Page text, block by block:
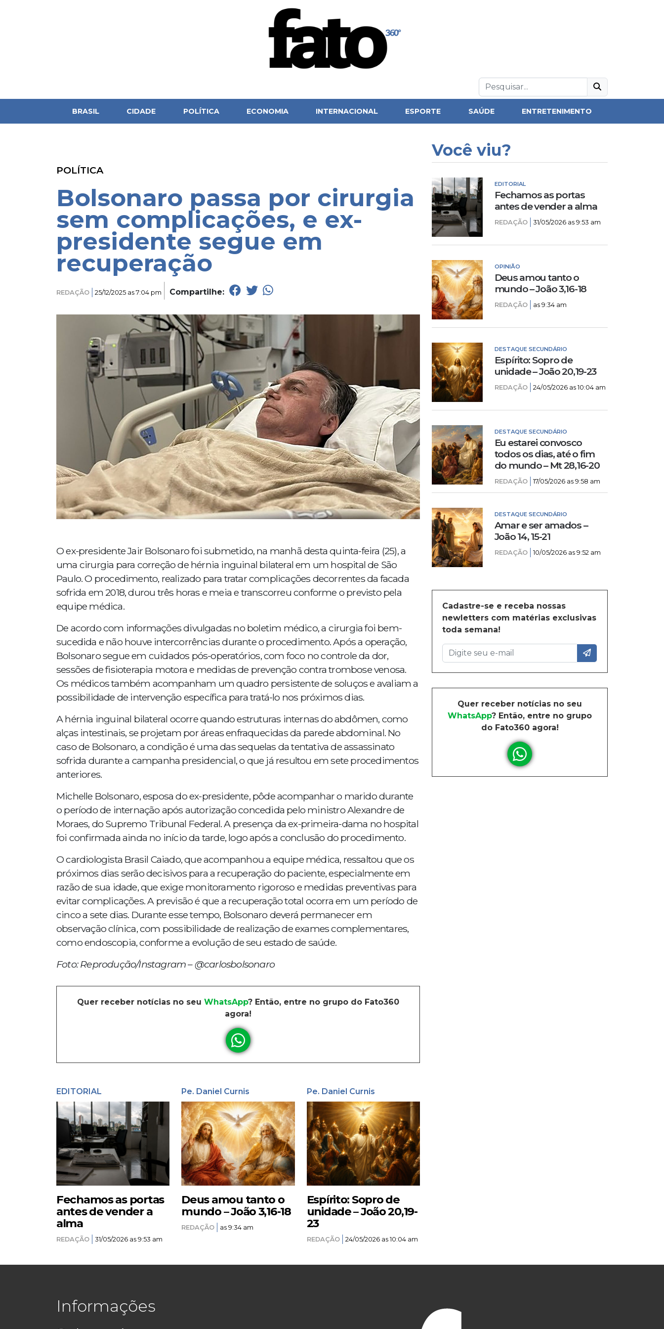
BRASIL CIDADE POLÍTICA ECONOMIA INTERNACIONAL ESPORTE SAÚDE ENTRETENIMENTO
POLÍTICA
Bolsonaro passa por cirurgia
sem complicações, e ex-
presidente segue em
recuperação
REDAÇÃO 25/12/2025 as 7:04 pm Compartilhe:
O ex-presidente Jair Bolsonaro foi submetido, na manhã desta quinta-feira (25), a
uma cirurgia para correção de hérnia inguinal bilateral em um hospital de São
Paulo. O procedimento, realizado para tratar complicações decorrentes da facada
sofrida em 2018, durou três horas e meia e transcorreu conforme o previsto pela
equipe médica.
De acordo com informações divulgadas no boletim médico, a cirurgia foi bem-
sucedida e não houve intercorrências durante o procedimento. Após a operação,
Bolsonaro segue em cuidados pós-operatórios, com foco no controle da dor,
sessões de fisioterapia motora e medidas de prevenção contra trombose venosa.
Os médicos também acompanham um quadro persistente de soluços e avaliam a
possibilidade de intervenção específica para tratá-lo nos próximos dias.
A hérnia inguinal bilateral ocorre quando estruturas internas do abdômen, como
alças intestinais, se projetam por áreas enfraquecidas da parede abdominal. No
caso de Bolsonaro, a condição é uma das sequelas da tentativa de assassinato
sofrida durante a campanha presidencial, o que já resultou em sete procedimentos
anteriores.
Michelle Bolsonaro, esposa do ex-presidente, pôde acompanhar o marido durante
o período de internação após autorização concedida pelo ministro Alexandre de
Moraes, do Supremo Tribunal Federal. A presença da ex-primeira-dama no hospital
foi confirmada ainda no início da tarde, logo após a conclusão do procedimento.
O cardiologista Brasil Caiado, que acompanhou a equipe médica, ressaltou que os
próximos dias serão decisivos para a recuperação do paciente, especialmente em
razão de sua idade, que exige monitoramento rigoroso e medidas preventivas para
evitar complicações. A previsão é que a recuperação total ocorra em um período de
cinco a sete dias. Durante esse tempo, Bolsonaro deverá permanecer em
observação clínica, com possibilidade de realização de exames complementares,
como endoscopia, conforme a evolução de seu estado de saúde.
Foto: Reprodução/Instagram – @carlosbolsonaro
Quer receber notícias no seu WhatsApp? Então, entre no grupo do Fato360
agora!
EDITORIAL
Fechamos as portas
antes de vender a
alma
REDAÇÃO 31/05/2026 as 9:53 am
Pe. Daniel Curnis
Deus amou tanto o
mundo – João 3,16-18
REDAÇÃO as 9:34 am
Pe. Daniel Curnis
Espírito: Sopro de
unidade – João 20,19-
23
REDAÇÃO 24/05/2026 as 10:04 am
Você viu?
EDITORIAL
Fechamos as portas
antes de vender a alma
REDAÇÃO 31/05/2026 as 9:53 am
OPINIÃO
Deus amou tanto o
mundo – João 3,16-18
REDAÇÃO as 9:34 am
DESTAQUE SECUNDÁRIO
Espírito: Sopro de
unidade – João 20,19-23
REDAÇÃO 24/05/2026 as 10:04 am
DESTAQUE SECUNDÁRIO
Eu estarei convosco
todos os dias, até o fim
do mundo – Mt 28,16-20
REDAÇÃO 17/05/2026 as 9:58 am
DESTAQUE SECUNDÁRIO
Amar e ser amados –
João 14, 15-21
REDAÇÃO 10/05/2026 as 9:52 am
Cadastre-se e receba nossas
newletters com matérias exclusivas
toda semana!
Quer receber notícias no seu
WhatsApp? Então, entre no grupo
do Fato360 agora!
Informações